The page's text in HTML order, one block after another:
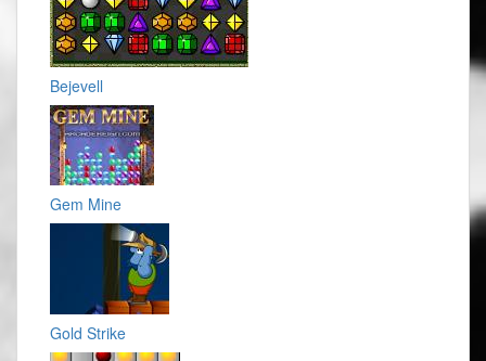
Bejevell
Gem Mine
Gold Strike